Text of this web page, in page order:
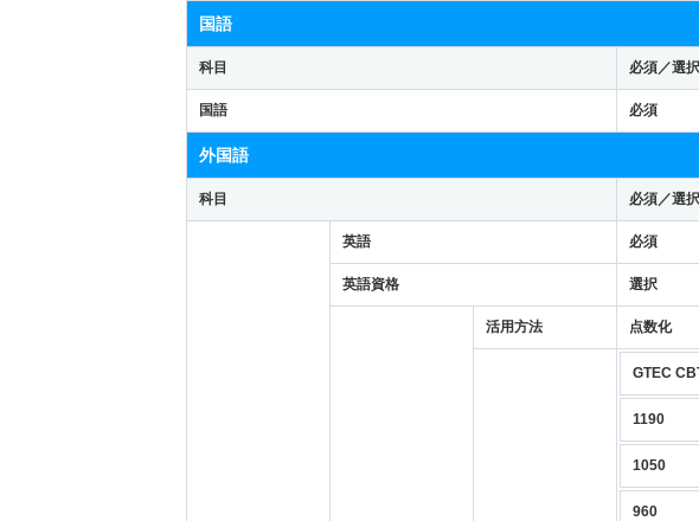
国語
科目 必須／選択
国語 必須
外国語
科目 必須／選択
英語
必須
英語資格
選択
活用方法 点数化
GTEC
1190
1050
960